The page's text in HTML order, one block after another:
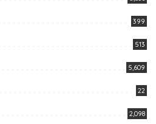
399
513
5,609
22
2,098